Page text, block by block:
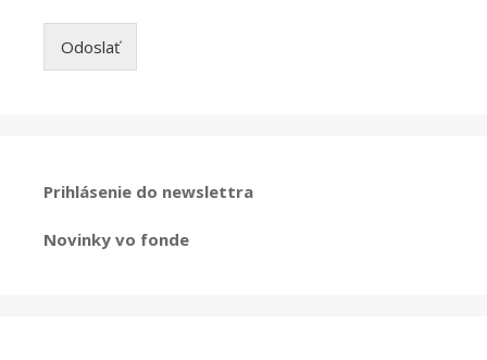
Odoslať
Prihlásenie do newslettra
Novinky vo fonde